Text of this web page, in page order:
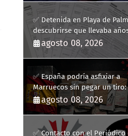
✅ Detenida en Playa de
descubrirse que llevaba
usando la identidad de otra
agosto 08, 2026
✅ España podría asfixiar a
Marruecos sin pegar un tiro:
medidas para colapsar su
agosto 08, 2026
✅ Contacto con el Periódico